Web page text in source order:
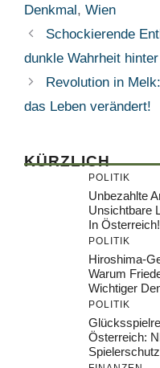
Denkmal, Wien
Schockierende
dunkle Wahrheit
Revolution in
das Leben verändert!
KÜRZLICH
POLITIK
Unbezahlte
Unsichtbare
In Österreich!
POLITIK
Hiroshima-
Warum
Wichtiger
POLITIK
Österreich:
Spielerschutz